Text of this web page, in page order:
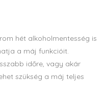
hét alkoholmentesség is
a máj funkcióit.
időre, vagy akár
szükség a máj teljes